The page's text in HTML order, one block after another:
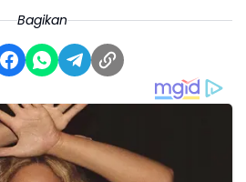
Bagikan